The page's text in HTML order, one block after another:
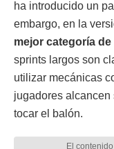
ha introducido un
embargo, en la
mejor categoría
sprints largos son
utilizar mecánicas
jugadores
tocar el balón.